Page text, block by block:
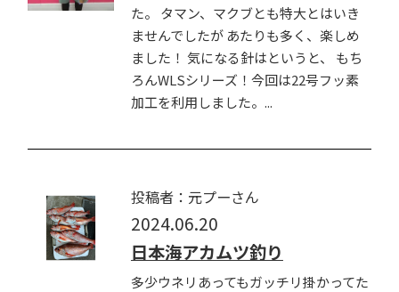
た。 タマン、マクブとも特大とはいき
ませんでしたが あたりも多く、楽しめ
ました！ 気になる針はというと、 もち
ろんWLSシリーズ！今回は22号フッ素
加工を利用しました。...
投稿者：元プーさん
2024.06.20
日本海アカムツ釣り
多少ウネリあってもガッチリ掛かってた